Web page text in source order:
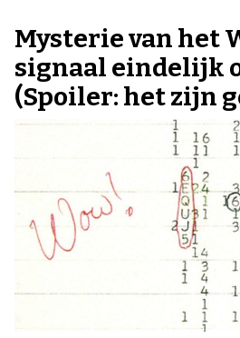
Mysterie van het
signaal eindelijk
(Spoiler: het zijn